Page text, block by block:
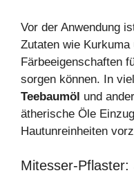
Vor der Anwendung
Zutaten wie
Färbeeigenschaften
sorgen können. In
Teebaumöl und
ätherische Öle
Hautunreinheiten
Mitesser-Pflaster: